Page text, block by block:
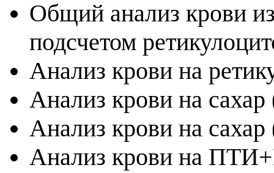
Общий анализ крови
подсчетом
Анализ крови на
Анализ крови на
Анализ крови на
Анализ крови на